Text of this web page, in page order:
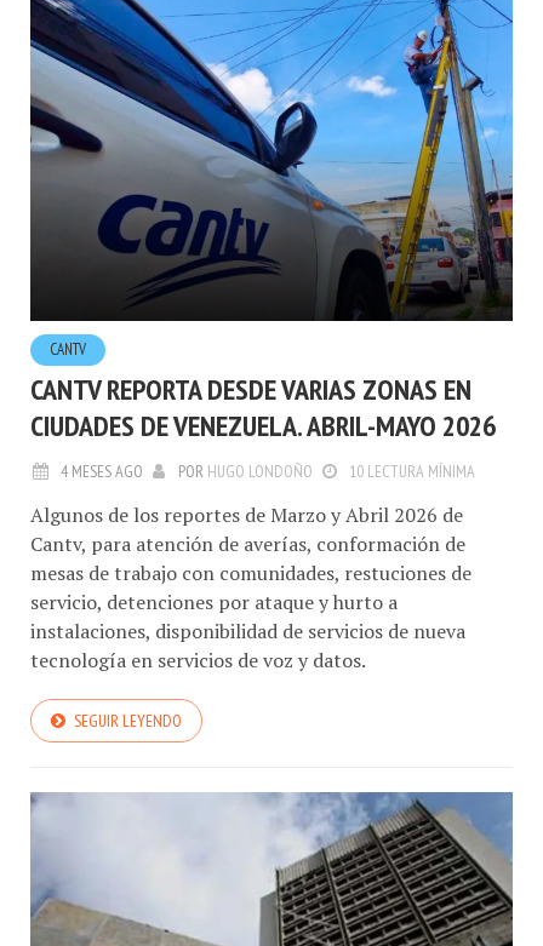
CANTV
CANTV REPORTA DESDE VARIAS ZONAS EN
CIUDADES DE VENEZUELA. ABRIL-MAYO 2026
4 MESES AGO POR HUGO LONDOÑO 10 LECTURA MÍNIMA
Algunos de los reportes de Marzo y Abril 2026 de
Cantv, para atención de averías, conformación de
mesas de trabajo con comunidades, restuciones de
servicio, detenciones por ataque y hurto a
instalaciones, disponibilidad de servicios de nueva
tecnología en servicios de voz y datos.
SEGUIR LEYENDO